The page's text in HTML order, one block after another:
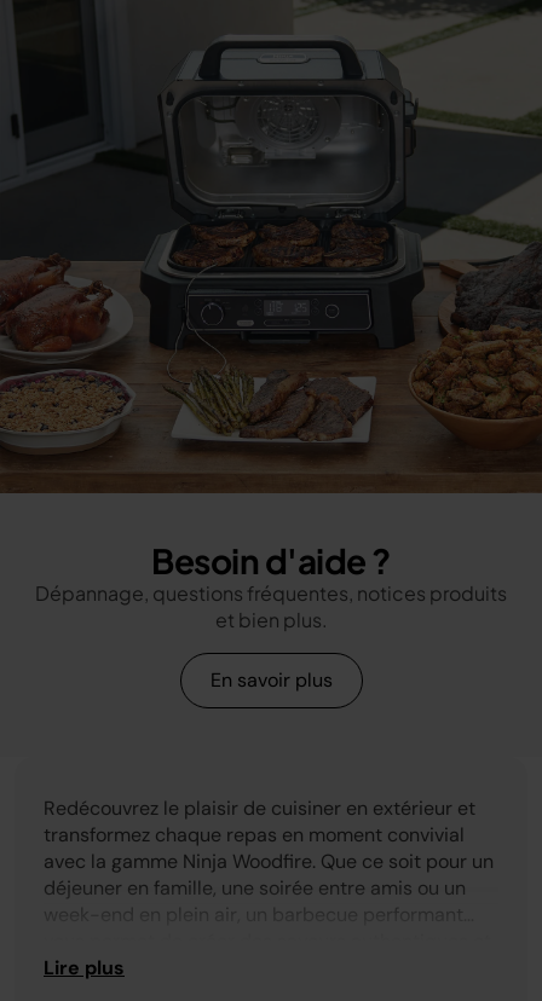
Besoin d'aide ?
Dépannage, questions fréquentes, notices produits
et bien plus.
En savoir plus
Redécouvrez le plaisir de cuisiner en extérieur et
transformez chaque repas en moment convivial
avec la gamme Ninja Woodfire. Que ce soit pour un
déjeuner en famille, une soirée entre amis ou un
week-end en plein air, un barbecue performant
généreuses, directement chez vous.
Grâce à la technologie Woodfire, chaque barbecue
fumoir combine puissance et polyvalence pour
Lire plus